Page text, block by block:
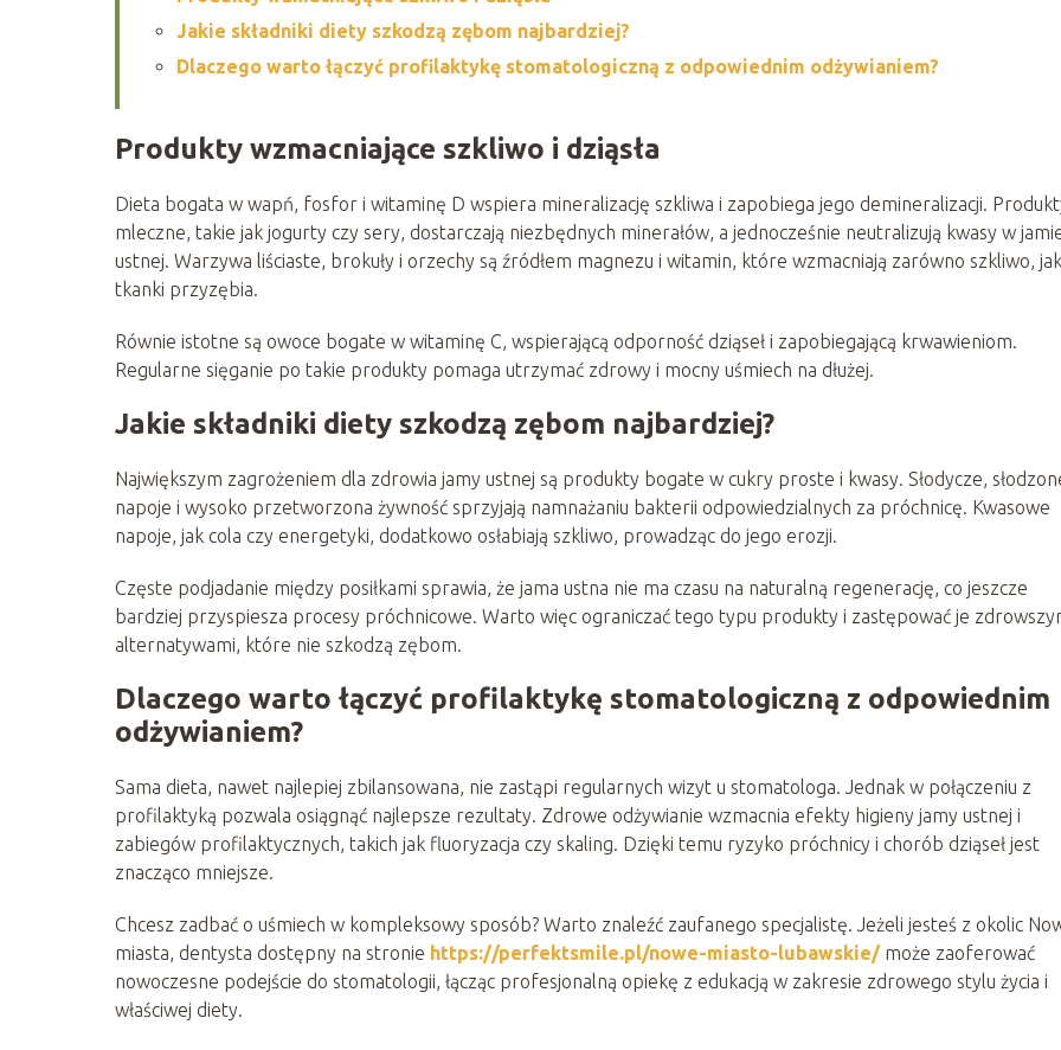
Jakie składniki diety szkodzą zębom najbardziej?
Dlaczego warto łączyć profilaktykę stomatologiczną z odpowiednim odżywianiem?
Produkty wzmacniające szkliwo i dziąsła
Dieta bogata w wapń, fosfor i witaminę D wspiera mineralizację szkliwa i zapobiega jego demineralizacji.
mleczne, takie jak jogurty czy sery, dostarczają niezbędnych minerałów, a jednocześnie neutralizują kwasy w
ustnej. Warzywa liściaste, brokuły i orzechy są źródłem magnezu i witamin, które wzmacniają zarówno szkliwo,
tkanki przyzębia.
Równie istotne są owoce bogate w witaminę C, wspierającą odporność dziąseł i zapobiegającą krwawieniom.
Regularne sięganie po takie produkty pomaga utrzymać zdrowy i mocny uśmiech na dłużej.
Jakie składniki diety szkodzą zębom najbardziej?
Największym zagrożeniem dla zdrowia jamy ustnej są produkty bogate w cukry proste i kwasy. Słodycze,
napoje i wysoko przetworzona żywność sprzyjają namnażaniu bakterii odpowiedzialnych za próchnicę. Kwasowe
napoje, jak cola czy energetyki, dodatkowo osłabiają szkliwo, prowadząc do jego erozji.
Częste podjadanie między posiłkami sprawia, że jama ustna nie ma czasu na naturalną regenerację, co jeszcze
bardziej przyspiesza procesy próchnicowe. Warto więc ograniczać tego typu produkty i zastępować je
alternatywami, które nie szkodzą zębom.
Dlaczego warto łączyć profilaktykę stomatologiczną z odpowiednim
odżywianiem?
Sama dieta, nawet najlepiej zbilansowana, nie zastąpi regularnych wizyt u stomatologa. Jednak w połączeniu z
profilaktyką pozwala osiągnąć najlepsze rezultaty. Zdrowe odżywianie wzmacnia efekty higieny jamy ustnej i
zabiegów profilaktycznych, takich jak fluoryzacja czy skaling. Dzięki temu ryzyko próchnicy i chorób dziąseł jest
znacząco mniejsze.
Chcesz zadbać o uśmiech w kompleksowy sposób? Warto znaleźć zaufanego specjalistę. Jeżeli jesteś z okolic
miasta, dentysta dostępny na stronie https://perfektsmile.pl/nowe-miasto-lubawskie/może zaoferować
nowoczesne podejście do stomatologii, łącząc profesjonalną opiekę z edukacją w zakresie zdrowego stylu życia i
właściwej diety.